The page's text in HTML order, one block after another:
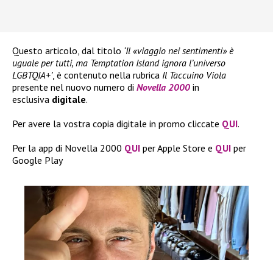
Questo articolo, dal titolo ‘Il «viaggio nei sentimenti» è
uguale per tutti, ma Temptation Island ignora l’universo
LGBTQIA+’, è contenuto nella rubrica Il Taccuino Viola
presente nel nuovo numero di Novella 2000 in
esclusiva digitale.
Per avere la vostra copia digitale in promo cliccate QUI.
Per la app di Novella 2000 QUI per Apple Store e QUI per
Google Play